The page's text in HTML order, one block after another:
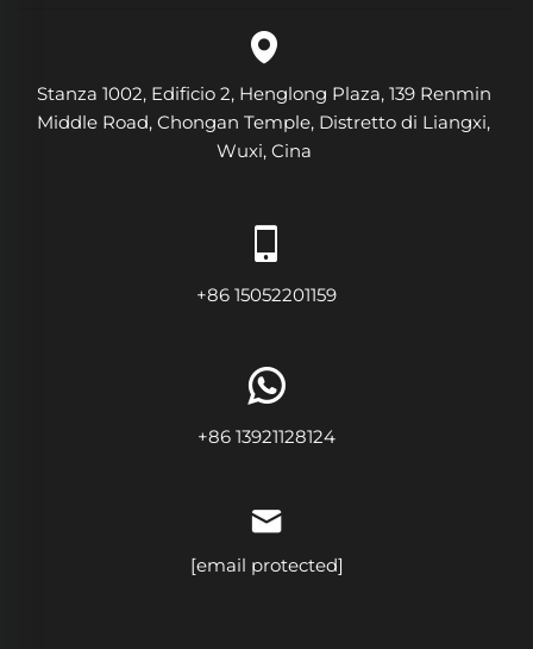
Stanza 1002, Edificio 2, Henglong Plaza, 139 Renmin
Middle Road, Chongan Temple, Distretto di Liangxi,
Wuxi, Cina
+86 15052201159
+86 13921128124
[email protected]